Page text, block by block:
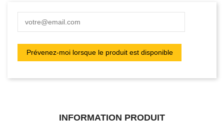
INFORMATION PRODUIT